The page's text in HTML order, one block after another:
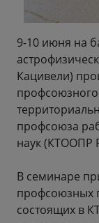
9-10 июня на
Кацивели)
профсоюза
наук (КТООПР
В семинаре
профсоюзных
состоящих в